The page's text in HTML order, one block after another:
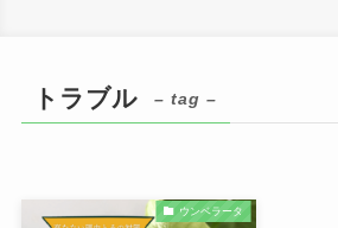
トラブル – tag –
ウンベラータ